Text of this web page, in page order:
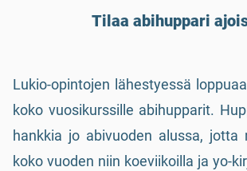
Tilaa abihuppari
Lukio-opintojen lähestyessä
koko vuosikurssille abihupparit.
hankkia jo abivuoden alussa, jotta
koko vuoden niin koeviikoilla ja yo-